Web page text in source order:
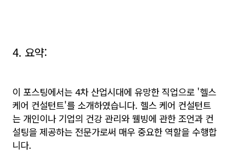
4. 요약:
이 포스팅에서는 4차 산업시대에 유망한 직업으로 '헬스
케어 컨설턴트'를 소개하였습니다. 헬스 케어 컨설턴트
는 개인이나 기업의 건강 관리와 웰빙에 관한 조언과 컨
설팅을 제공하는 전문가로써 매우 중요한 역할을 수행합
니다.